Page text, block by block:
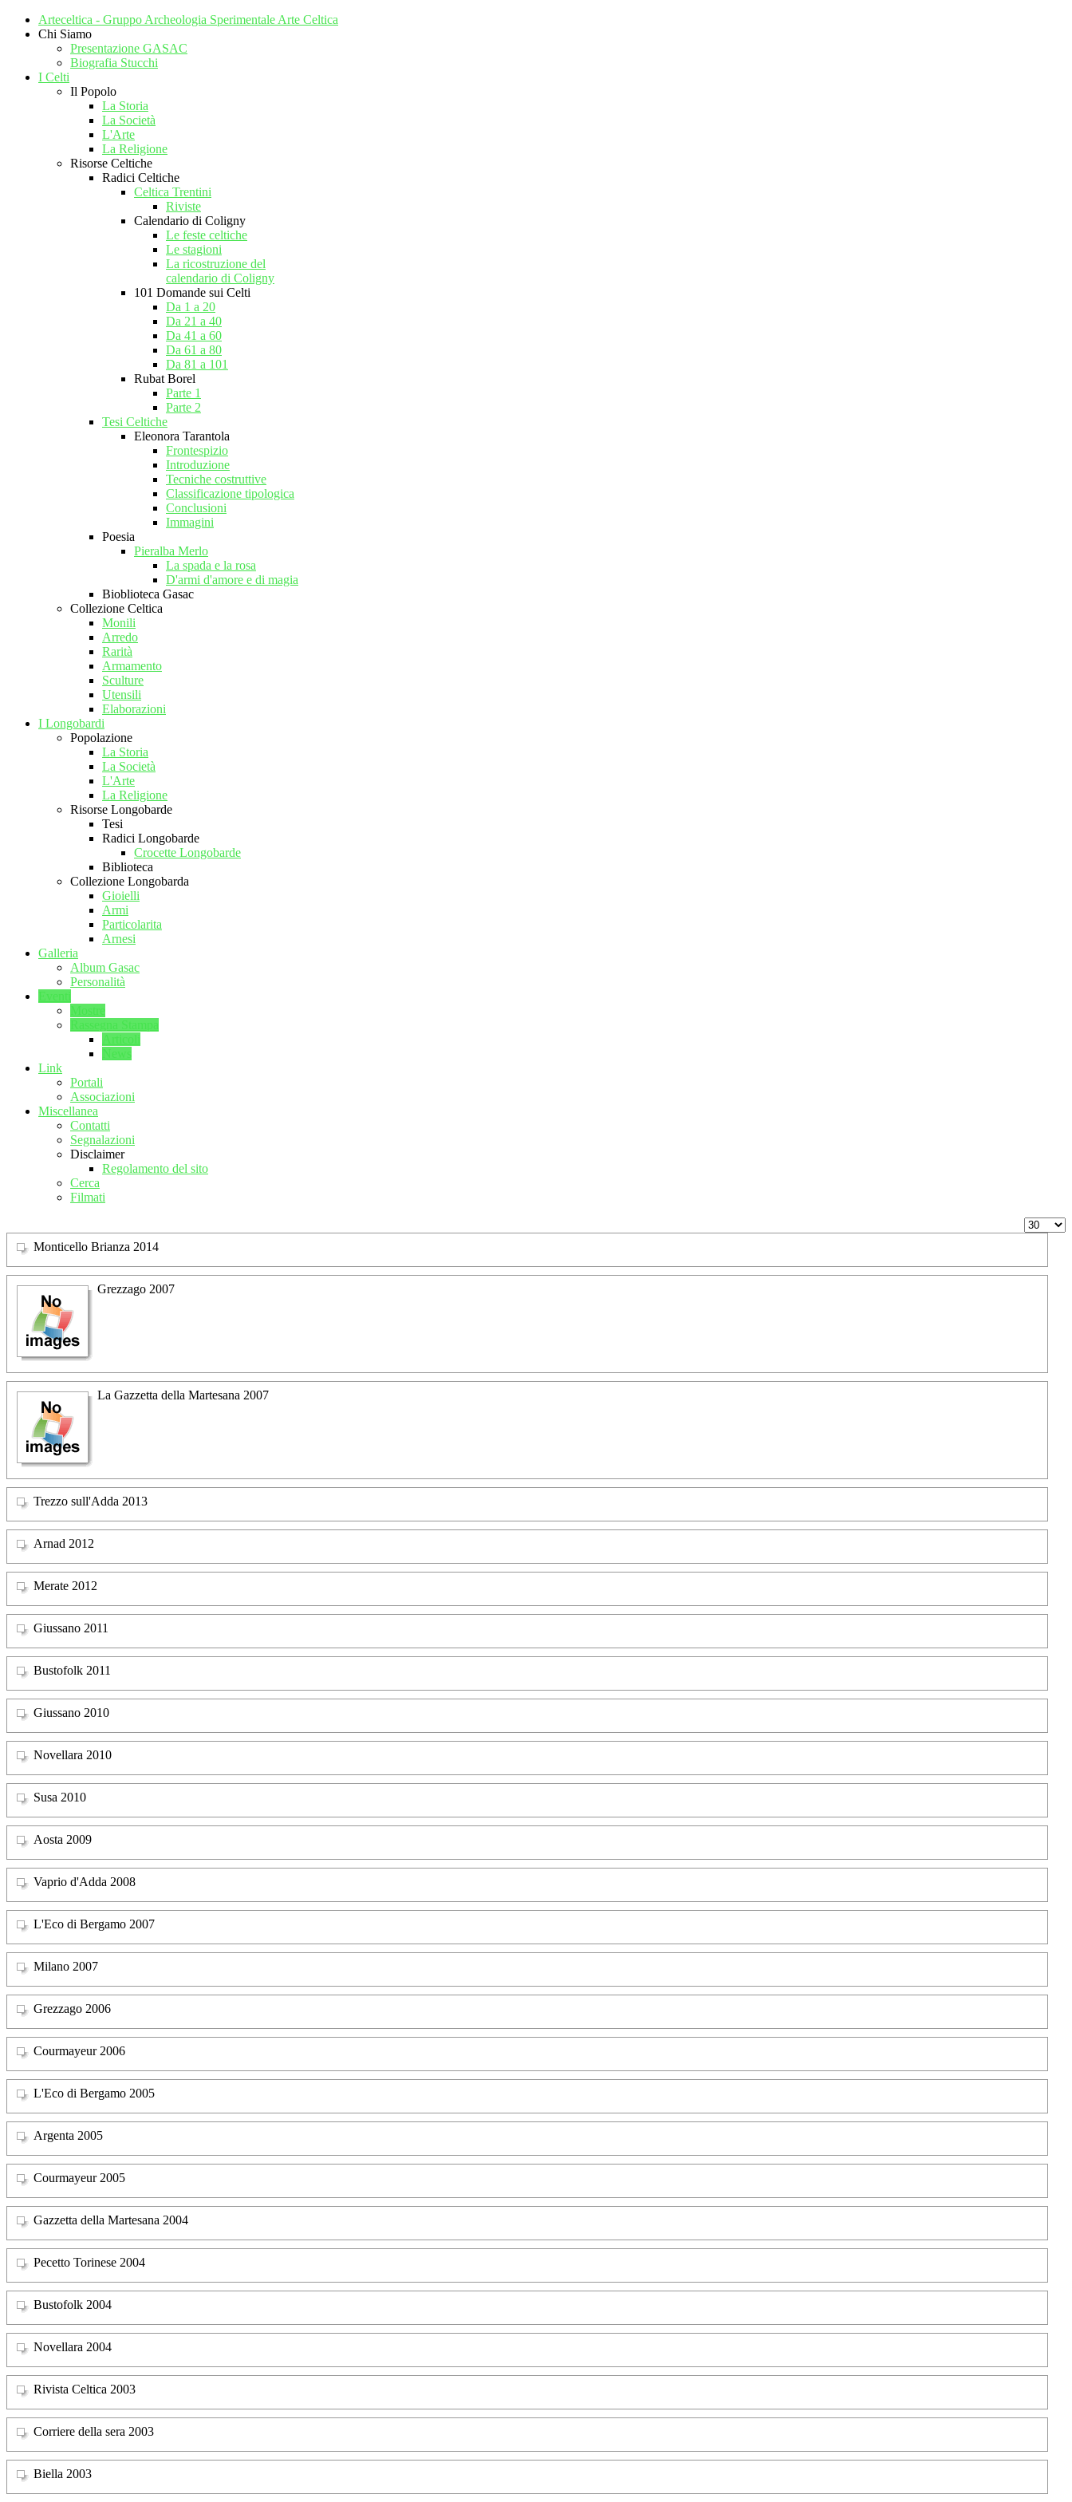
Arteceltica - Gruppo Archeologia Sperimentale Arte Celtica
Chi Siamo
Presentazione GASAC
Biografia Stucchi
I Celti
Il Popolo
La Storia
La Società
L'Arte
La Religione
Risorse Celtiche
Radici Celtiche
Celtica Trentini
Riviste
Calendario di Coligny
Le feste celtiche
Le stagioni
La ricostruzione del
calendario di Coligny
101 Domande sui Celti
Da 1 a 20
Da 21 a 40
Da 41 a 60
Da 61 a 80
Da 81 a 101
Rubat Borel
Parte 1
Parte 2
Tesi Celtiche
Eleonora Tarantola
Frontespizio
Introduzione
Tecniche costruttive
Classificazione tipologica
Conclusioni
Immagini
Poesia
Pieralba Merlo
La spada e la rosa
D'armi d'amore e di magia
Bioblioteca Gasac
Collezione Celtica
Monili
Arredo
Rarità
Armamento
Sculture
Utensili
Elaborazioni
I Longobardi
Popolazione
La Storia
La Società
L'Arte
La Religione
Risorse Longobarde
Tesi
Radici Longobarde
Crocette Longobarde
Biblioteca
Collezione Longobarda
Gioielli
Armi
Particolarita
Arnesi
Galleria
Album Gasac
Personalità
Link
Portali
Associazioni
Miscellanea
Contatti
Segnalazioni
Disclaimer
Regolamento del sito
Cerca
Filmati
Monticello Brianza 2014
Grezzago 2007
La Gazzetta della Martesana 2007
Trezzo sull'Adda 2013
Arnad 2012
Merate 2012
Giussano 2011
Bustofolk 2011
Giussano 2010
Novellara 2010
Susa 2010
Aosta 2009
Vaprio d'Adda 2008
L'Eco di Bergamo 2007
Milano 2007
Grezzago 2006
Courmayeur 2006
L'Eco di Bergamo 2005
Argenta 2005
Courmayeur 2005
Gazzetta della Martesana 2004
Pecetto Torinese 2004
Bustofolk 2004
Novellara 2004
Rivista Celtica 2003
Corriere della sera 2003
Biella 2003